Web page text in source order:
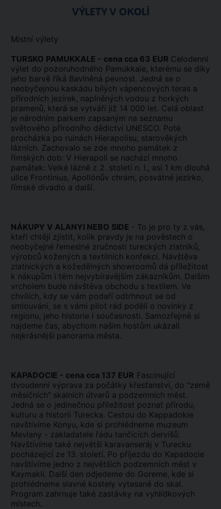
VÝLETY V OKOLÍ
Místní výlety
TURSKO PAMUKKALE - cena cca 63 EUR Celodenní
výlet do pozoruhodného Pamukkale, kterému se díky
jeho barvě říká Bavlněná pevnost. Jedná se o
neobyčejnou kaskádu bílých vápencových teras a
přírodních jezírek, naplněných vodou z horkých
pramenů, která se vytváří již 14 000 let. Celá oblast
je národním parkem zapsaným na seznamu
světového přírodního dědictví UNESCO. Poté
procházka po ruinách Hierapolisu, starověkých
lázních. Zachovalo se zde mnoho památek z
římských dob: V Hierapoli se nachází mnoho
památek: Velké lázně z 2. století n. l., asi 1 km dlouhá
ulice Frontinius, Apollónův chrám, posvátné jezírko,
římské divadlo a další.
NÁKUPY V ALANYI NEBO SIDE - To je pro ty z vás,
kteří chtějí zjistit, kolik pravdy je na pověstech o
neobyčejné řemeslné zručnosti tureckých zlatníků,
výrobců kožených a textilních konfekcí. Návštěva
zlatnických a kožedělných showroomů dá příležitost
k nákupům i těm nejvybíravějším zákazníkům. Dalším
vrcholem bude návštěva obchodu s textilem. Ve
chvílích, kdy se vám podaří odtrhnout se od
smlouvání, se s vámi pilot rád podělí o novinky z
regionu, jeho historie i současnosti. Samozřejmě si
najdeme čas, abychom našim hostům ukázali
nejkrásnější panorama města.
KAPADOCIE - cena cca 137 EUR Fascinující
dvoudenní výprava za počátky křesťanství, do "země
měsíčních" skalních útvarů a podzemních měst.
Jedná se o jedinečnou příležitost poznat přírodu,
kulturu a historii Turecka. Cestou do Kappadokie
navštívíme Konyu, kde si prohlédneme muzeum
Mevlany - zakladatele řádu tančících dervišů.
Navštívíme také největší karavanseráj v Turecku
pocházející ze 13. století. Po příjezdu do Kapadocie
navštívíme jedno z největších podzemních měst v
Kaymakli. Další den odjedeme do Goreme, kde si
prohlédneme slavné kostely vytesané do skal.
Program zahrnuje také zastávky na vyhlídkových
místech.